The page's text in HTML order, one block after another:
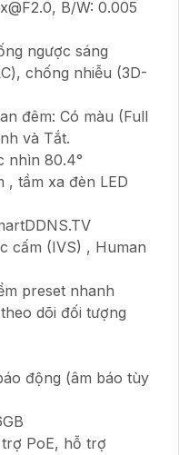
B/W: 0.005
ngược sáng
chống nhiễu (3D-
đêm: Có màu (Full
và Tắt.
nhìn 80.4°
, tầm xa đèn LED
cấm (IVS) , Human
preset nhanh
dõi đối tượng
động (âm báo tùy
PoE, hỗ trợ